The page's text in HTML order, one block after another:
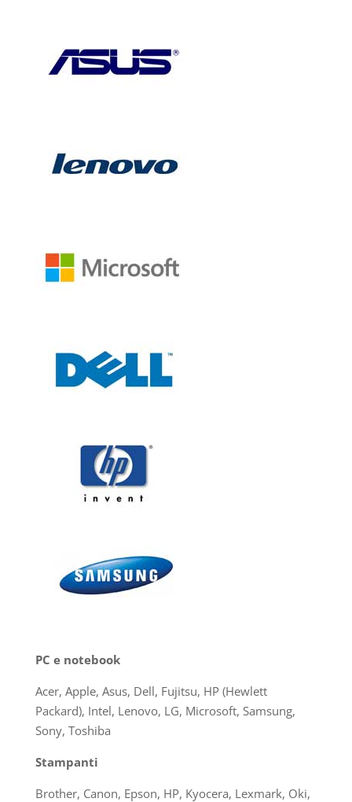
PC e notebook
Acer, Apple, Asus, Dell, Fujitsu, HP (Hewlett
Packard), Intel, Lenovo, LG, Microsoft, Samsung,
Sony, Toshiba
Stampanti
Brother, Canon, Epson, HP, Kyocera, Lexmark, Oki,